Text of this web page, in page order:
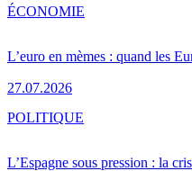
L’euro en mèmes : quand les
27.07.2026
ÉCONOMIE
L’Espagne sous pression : la
POLITIQUE